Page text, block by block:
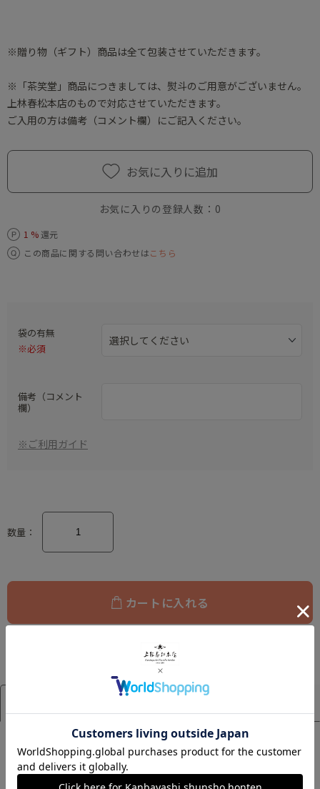
※贈り物（ギフト）商品は全て包装させていただきます。
※「茶笑堂」商品につきましては、熨斗のご用意がございません。
上林春松本店のもので対応させていただきます。
ご入用の方は備考（コメント欄）にご記入ください。
お気に入りに追加
お気に入りの登録人数： 0
1 % 還元
この商品に関する問い合わせはこちら
袋の有無
※必須
備考（コメント
欄）
※ご利用ガイド
数量：
カートに入れる
[詰め合せ内容]
hoho・emi アソート 各4g×5種類入り